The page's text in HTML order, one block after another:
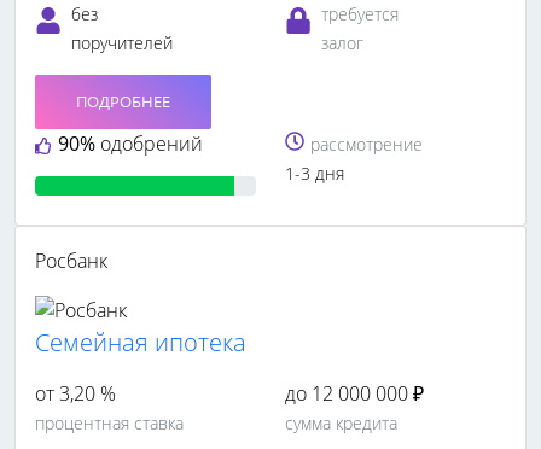
без
поручителей
требуется
залог
90% одобрений
ПОДРОБНЕЕ
рассмотрение
1-3 дня
Росбанк
Семейная ипотека
от 3,20 %
процентная ставка
до 12 000 000 ₽
сумма кредита